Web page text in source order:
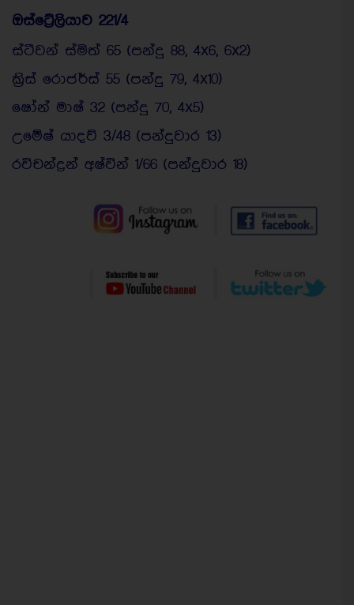
ඔස්ට්‍රේලියාව 221/4
ස්ටීවන් ස්මිත් 65 (පන්දු 88, 4x6, 6x2)
ක්‍රිස් රොජර්ස් 55 (පන්දු 79, 4x10)
ෂෝන් මාෂ් 32 (පන්දු 70, 4x5)
උමේෂ් යාදව් 3/48 (පන්දුවාර 13)
රවිචන්ද්‍රන් අෂ්වින් 1/66 (පන්දුවාර 18)